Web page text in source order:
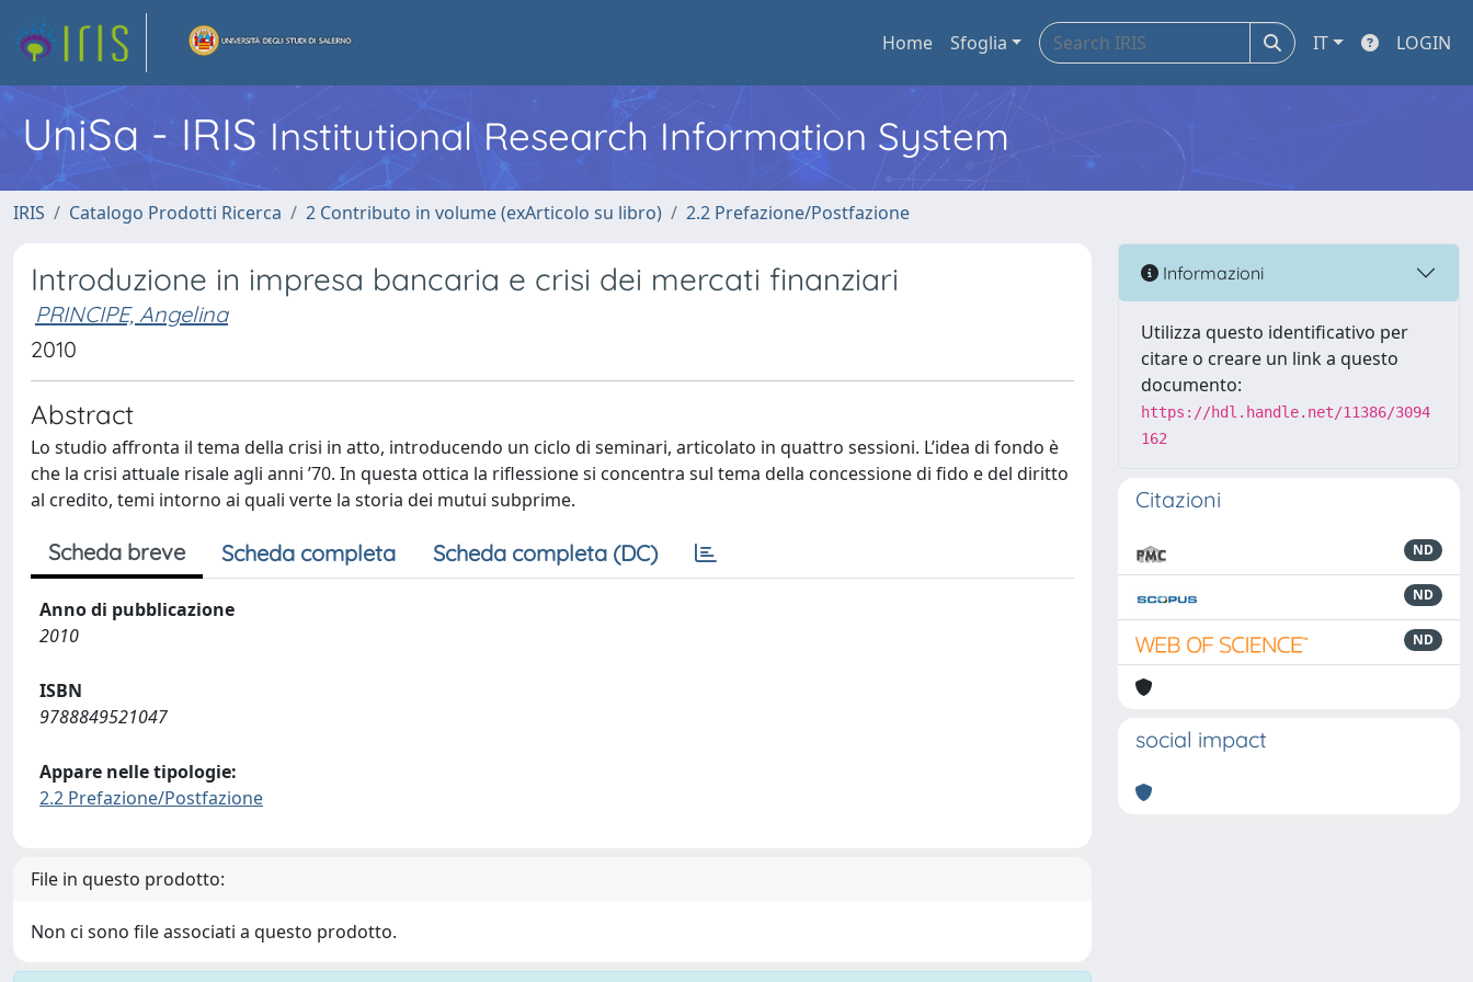
Home Sfoglia IT LOGIN
UniSa - IRIS Institutional Research Information System
IRIS Catalogo Prodotti Ricerca 2 Contributo in volume (exArticolo su libro) 2.2 Prefazione/Postfazione
Introduzione in impresa bancaria e crisi dei mercati finanziari
PRINCIPE, Angelina
2010
Abstract
Lo studio affronta il tema della crisi in atto, introducendo un ciclo di seminari, articolato in quattro sessioni. L’idea di fondo è
che la crisi attuale risale agli anni ’70. In questa ottica la riflessione si concentra sul tema della concessione di fido e del diritto
al credito, temi intorno ai quali verte la storia dei mutui subprime.
Scheda breve Scheda completa Scheda completa (DC)
Anno di pubblicazione
2010
ISBN
9788849521047
Appare nelle tipologie:
2.2 Prefazione/Postfazione
File in questo prodotto:
Non ci sono file associati a questo prodotto.
Informazioni
Utilizza questo identificativo per
citare o creare un link a questo
documento:
https://hdl.handle.net/11386/3094
162
Citazioni
ND
ND
ND
social impact